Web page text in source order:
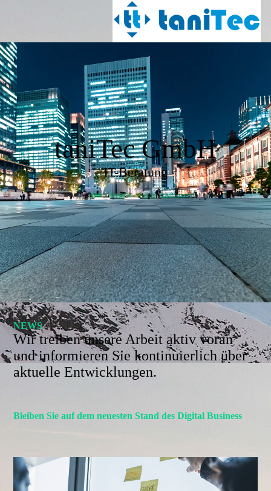
taniTec GmbH
IT-Beratung
NEWS
Wir treiben unsere Arbeit aktiv voran
und informieren Sie kontinuierlich über
aktuelle Entwicklungen.
Bleiben Sie auf dem neuesten Stand des Digital Business